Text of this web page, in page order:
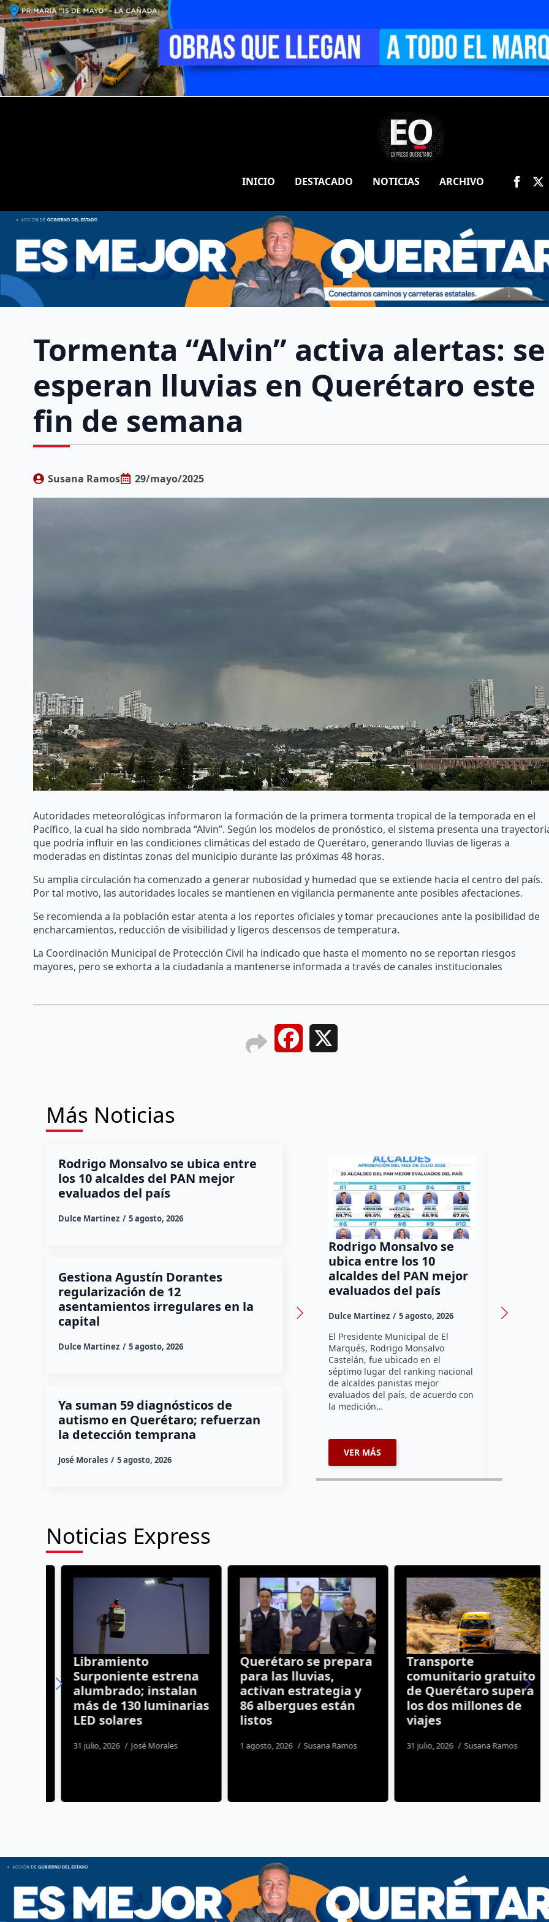
INICIO DESTACADO NOTICIAS ARCHIVO
Tormenta “Alvin” activa alertas: se
esperan lluvias en Querétaro este
fin de semana
Susana Ramos 29/mayo/2025
Autoridades meteorológicas informaron la formación de la primera tormenta tropical de la temporada en el
Pacífico, la cual ha sido nombrada “Alvin”. Según los modelos de pronóstico, el sistema presenta una
que podría influir en las condiciones climáticas del estado de Querétaro, generando lluvias de ligeras a
moderadas en distintas zonas del municipio durante las próximas 48 horas.
Su amplia circulación ha comenzado a generar nubosidad y humedad que se extiende hacia el centro del país.
Por tal motivo, las autoridades locales se mantienen en vigilancia permanente ante posibles afectaciones.
Se recomienda a la población estar atenta a los reportes oficiales y tomar precauciones ante la posibilidad de
encharcamientos, reducción de visibilidad y ligeros descensos de temperatura.
La Coordinación Municipal de Protección Civil ha indicado que hasta el momento no se reportan riesgos
mayores, pero se exhorta a la ciudadanía a mantenerse informada a través de canales institucionales
Facebook
Más Noticias
Rodrigo Monsalvo se ubica entre
los 10 alcaldes del PAN mejor
evaluados del país
Dulce Martinez 5 agosto, 2026
Gestiona Agustín Dorantes
regularización de 12
asentamientos irregulares en la
capital
Dulce Martinez 5 agosto, 2026
Ya suman 59 diagnósticos de
autismo en Querétaro; refuerzan
la detección temprana
José Morales 5 agosto, 2026
Rodrigo Monsalvo se
ubica entre los 10
alcaldes del PAN mejor
evaluados del país
Dulce Martinez 5 agosto, 2026
El Presidente Municipal de El
Marqués, Rodrigo Monsalvo
Castelán, fue ubicado en el
séptimo lugar del ranking nacional
de alcaldes panistas mejor
evaluados del país, de acuerdo con
la medición…
VER MÁS
Dulce
Noticias Express
Libramiento
Surponiente estrena
alumbrado; instalan
más de 130 luminarias
LED solares
31 julio, 2026 José Morales
Querétaro se prepara
para las lluvias,
activan estrategia y
86 albergues están
listos
1 agosto, 2026 Susana Ramos
Transporte
comunitario gratuito
de Querétaro supera
los dos millones de
viajes
31 julio, 2026 Susana Ramos